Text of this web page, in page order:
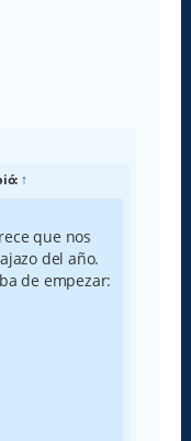
↑
que nos
del año.
de empezar: